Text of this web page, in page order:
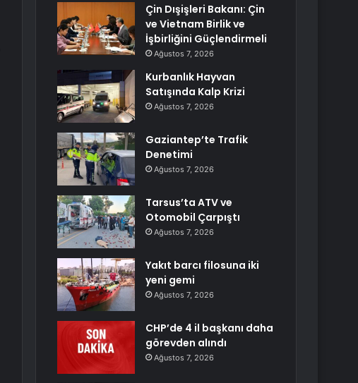
Çin Dışişleri Bakanı: Çin
ve Vietnam Birlik ve
İşbirliğini Güçlendirmeli
Ağustos 7, 2026
Kurbanlık Hayvan
Satışında Kalp Krizi
Ağustos 7, 2026
Gaziantep’te Trafik
Denetimi
Ağustos 7, 2026
Tarsus’ta ATV ve
Otomobil Çarpıştı
Ağustos 7, 2026
Yakıt barcı filosuna iki
yeni gemi
Ağustos 7, 2026
CHP’de 4 il başkanı daha
görevden alındı
Ağustos 7, 2026